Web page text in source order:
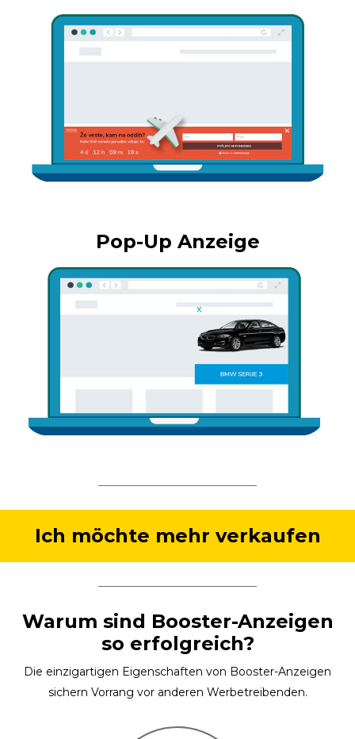
Pop-Up Anzeige
Ich möchte mehr verkaufen
Warum sind Booster-Anzeigen
so erfolgreich?
Die einzigartigen Eigenschaften von Booster-Anzeigen
sichern Vorrang vor anderen Werbetreibenden.